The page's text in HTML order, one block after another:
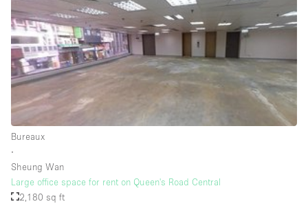
Presentoir Vitrine
Rooftop / Terrasse
Réserve
Salle de Bain
Smoking Area
Soundproof
Style Industriel
Sur Rue
Bureaux
∙
Sheung Wan
Large office space for rent on Queen's Road Central
2,180 sq ft